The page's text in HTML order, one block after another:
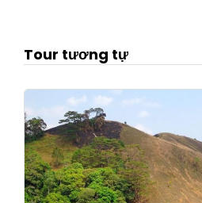
Tour tương tự